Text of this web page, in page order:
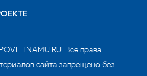
Все права
сайта запрещено без